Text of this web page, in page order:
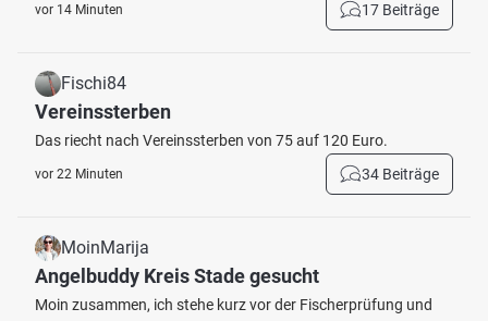
vor 14 Minuten 17 Beiträge
Fischi84
Vereinssterben
Das riecht nach Vereinssterben von 75 auf 120 Euro.
vor 22 Minuten 34 Beiträge
MoinMarija
Angelbuddy Kreis Stade gesucht
Moin zusammen, ich stehe kurz vor der Fischerprüfung und